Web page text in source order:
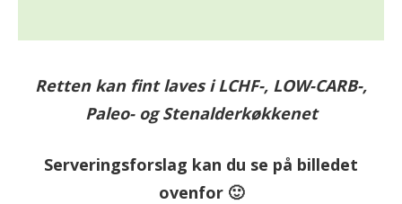
Retten kan fint laves i LCHF-, LOW-CARB-,
Paleo- og Stenalderkøkkenet
Serveringsforslag kan du se på billedet
ovenfor 🙂